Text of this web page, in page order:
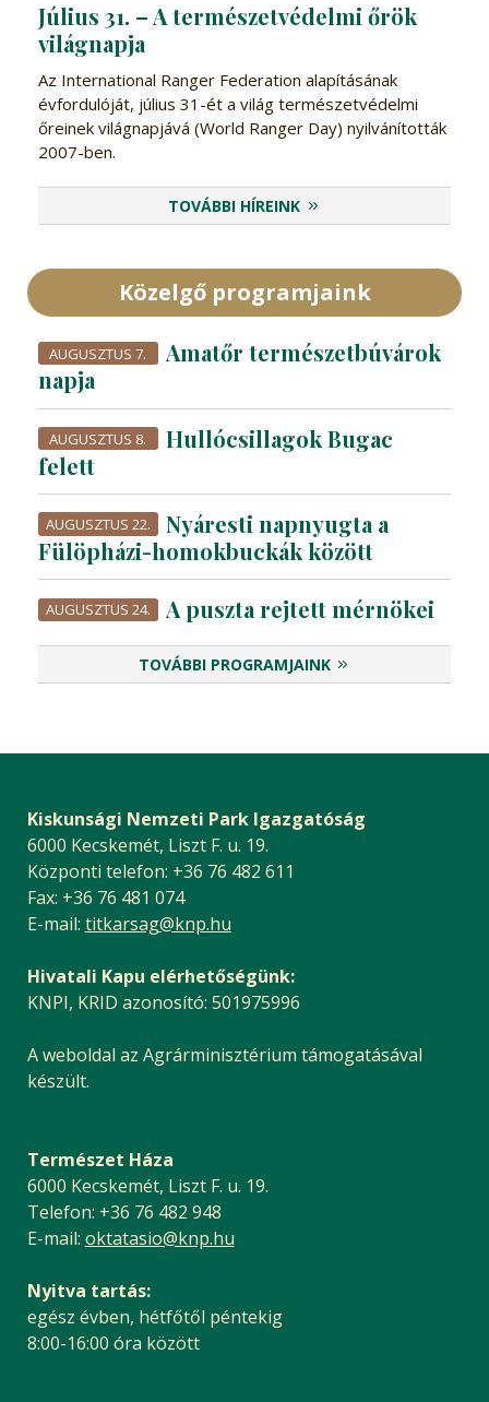
Július 31. – A természetvédelmi őrök
világnapja
Az International Ranger Federation alapításának
évfordulóját, július 31-ét a világ természetvédelmi
őreinek világnapjává (World Ranger Day) nyilvánították
2007-ben.
TOVÁBBI HÍREINK
Közelgő programjaink
AUGUSZTUS 7.
Amatőr természetbúvárok
napja
AUGUSZTUS 8.
Hullócsillagok Bugac
felett
AUGUSZTUS 22.
Nyáresti napnyugta a
Fülöpházi-homokbuckák között
AUGUSZTUS 24. A puszta rejtett mérnökei
TOVÁBBI PROGRAMJAINK
Kiskunsági Nemzeti Park Igazgatóság
6000 Kecskemét, Liszt F. u. 19.
Központi telefon: +36 76 482 611
Fax: +36 76 481 074
E-mail: titkarsag@knp.hu
Hivatali Kapu elérhetőségünk:
KNPI, KRID azonosító: 501975996
A weboldal az Agrárminisztérium támogatásával
készült.
Természet Háza
6000 Kecskemét, Liszt F. u. 19.
Telefon: +36 76 482 948
E-mail: oktatasio@knp.hu
Nyitva tartás:
egész évben, hétfőtől péntekig
8:00-16:00 óra között